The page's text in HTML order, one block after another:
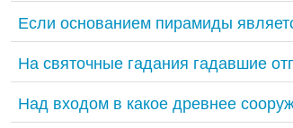
Если основанием пирамиды
На святочные гадания гадавшие
Над входом в какое древнее